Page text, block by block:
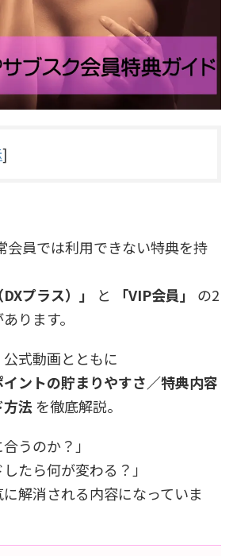
]
会員では利用できない特典を持
プラス）」
と 「VIP会員」
の2
ります。
式動画とともに
ントの貯まりやすさ／特典内容
法 を徹底解説。
うのか？」
たら何が変わる？」
解消される内容になっていま